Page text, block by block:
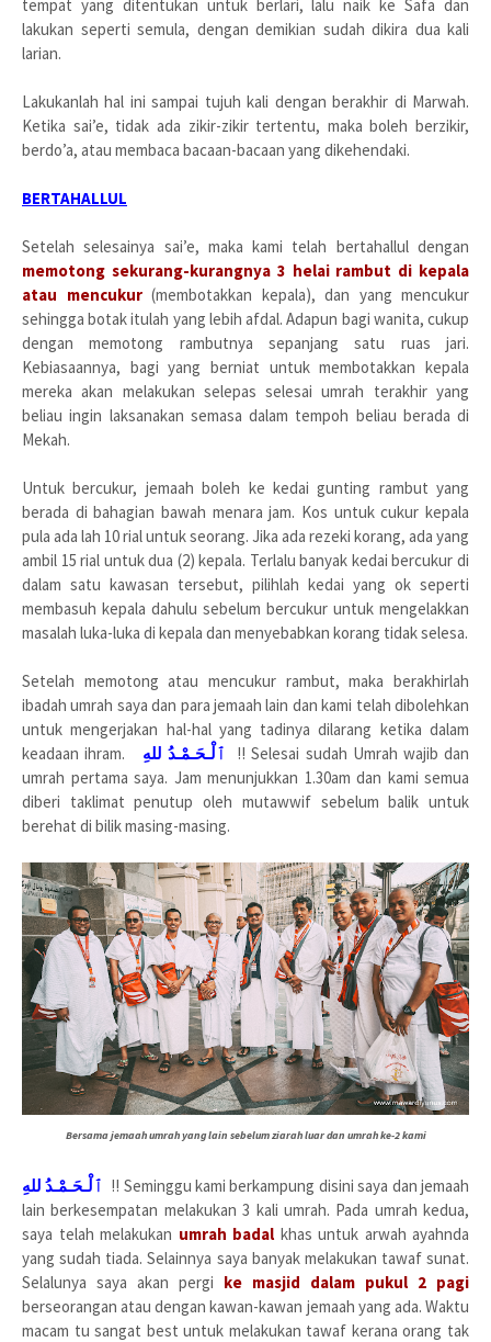
tempat yang ditentukan untuk berlari, lalu naik ke Safa dan
lakukan seperti semula, dengan demikian sudah dikira dua kali
larian.
Lakukanlah hal ini sampai tujuh kali dengan berakhir di Marwah.
Ketika sai’e, tidak ada zikir-zikir tertentu, maka boleh berzikir,
berdo’a, atau membaca bacaan-bacaan yang dikehendaki.
BERTAHALLUL
Setelah selesainya sai’e, maka kami telah bertahallul dengan
memotong sekurang-kurangnya 3 helai rambut di kepala
atau mencukur(membotakkan kepala), dan yang mencukur
sehingga botak itulah yang lebih afdal. Adapun bagi wanita, cukup
dengan memotong rambutnya sepanjang satu ruas jari.
Kebiasaannya, bagi yang berniat untuk membotakkan kepala
mereka akan melakukan selepas selesai umrah terakhir yang
beliau ingin laksanakan semasa dalam tempoh beliau berada di
Mekah.
Untuk bercukur, jemaah boleh ke kedai gunting rambut yang
berada di bahagian bawah menara jam. Kos untuk cukur kepala
pula ada lah 10 rial untuk seorang. Jika ada rezeki korang, ada yang
ambil 15 rial untuk dua (2) kepala. Terlalu banyak kedai bercukur di
dalam satu kawasan tersebut, pilihlah kedai yang ok seperti
membasuh kepala dahulu sebelum bercukur untuk mengelakkan
masalah luka-luka di kepala dan menyebabkan korang tidak selesa.
Setelah memotong atau mencukur rambut, maka berakhirlah
ibadah umrah saya dan para jemaah lain dan kami telah dibolehkan
untuk mengerjakan hal-hal yang tadinya dilarang ketika dalam
keadaan ihram.
!! Selesai sudah Umrah wajib dan
umrah pertama saya. Jam menunjukkan 1.30am dan kami semua
diberi taklimat penutup oleh mutawwif sebelum balik untuk
berehat di bilik masing-masing.
Bersama jemaah umrah yang lain sebelum ziarah luar dan umrah ke-2 kami
!! Seminggu kami berkampung disini saya dan jemaah
lain berkesempatan melakukan 3 kali umrah. Pada umrah kedua,
saya telah melakukan umrah badal khas untuk arwah ayahnda
yang sudah tiada. Selainnya saya banyak melakukan tawaf sunat.
Selalunya saya akan pergi ke masjid dalam pukul 2 pagi
berseorangan atau dengan kawan-kawan jemaah yang ada. Waktu
macam tu sangat best untuk melakukan tawaf kerana orang tak